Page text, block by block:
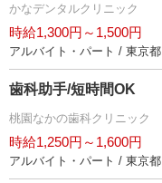
かなデンタルクリニック
時給1,300円～1,500円
アルバイト・パート / 東京都
歯科助手/短時間OK
桃園なかの歯科クリニック
時給1,250円～1,600円
アルバイト・パート / 東京都